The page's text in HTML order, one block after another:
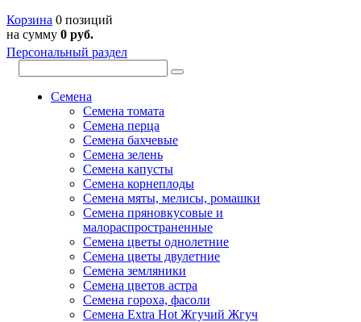
Корзина 0 позиций
на сумму 0 руб.
Персональный раздел
Семена
Семена томата
Семена перца
Семена бахчевые
Семена зелень
Семена капусты
Семена корнеплоды
Семена мяты, мелисы, ромашки
Семена пряновкусовые и
малораспространенные
Семена цветы однолетние
Семена цветы двулетние
Семена земляники
Семена цветов астра
Семена гороха, фасоли
Семена Extra Hot Жгучий Жгуч